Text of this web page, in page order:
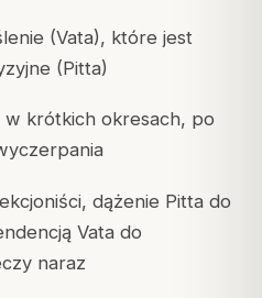
(Vata), które jest
(Pitta)
krótkich okresach, po
dążenie Pitta do
Vata do
naraz